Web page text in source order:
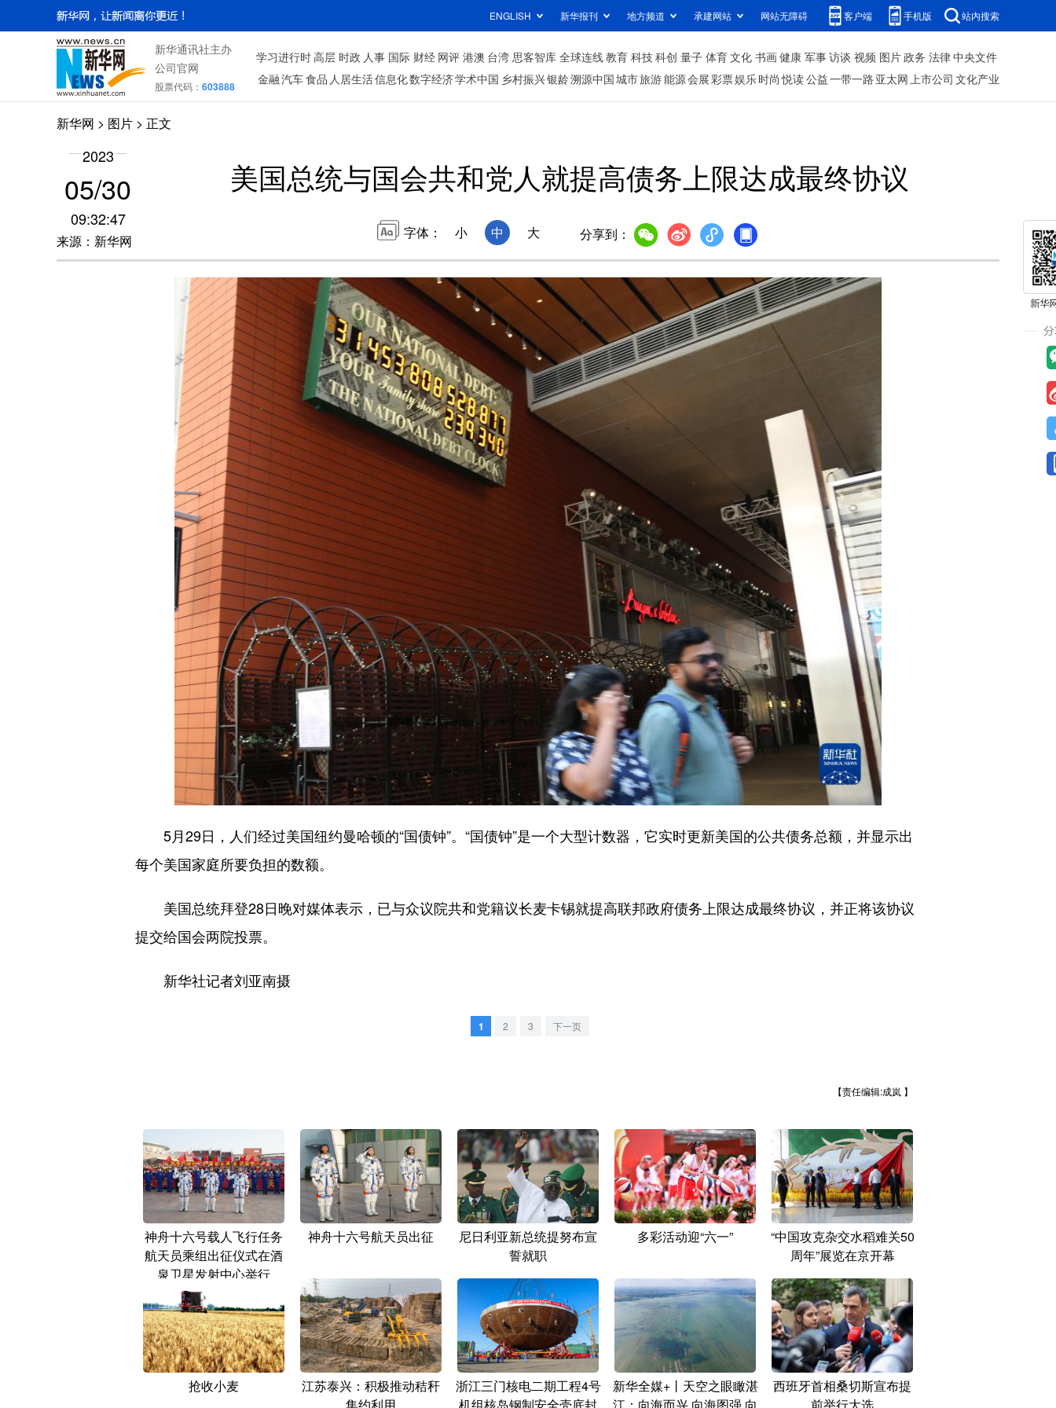
ENGLISH 新华报刊 地方频道 承建网站 网站无障碍 客户端 手机版 站内搜索
新华通讯社主办
公司官网
股票代码： 603888
学习进行时高层 时政 人事 国际 财经 网评 港澳 台湾 思客智库 全球连线教育 科技科创 量子 体育文化 书画健康 军事访谈 视频 图片政务 法律中央文件
金融汽车食品 人居生活信息化数字经济学术中国 乡村振兴银龄溯源中国城市旅游能源会展彩票娱乐时尚 悦读公益一带一路 亚太网上市公司 文化产业
新华网 > 图片 > 正文
2023
05/30
09:32:47
来源：新华网
美国总统与国会共和党人就提高债务上限达成最终协议
字体： 小 中 大 分享到：
5月29日，人们经过美国纽约曼哈顿的“国债钟”。“国债钟”是一个大型计数器，它实时更新美国的公共债务总额，并显示出
每个美国家庭所要负担的数额。
美国总统拜登28日晚对媒体表示，已与众议院共和党籍议长麦卡锡就提高联邦政府债务上限达成最终协议，并正将该协议
提交给国会两院投票。
新华社记者刘亚南摄
1 2 3 下一页
【责任编辑:成岚 】
神舟十六号载人飞行任务
航天员乘组出征仪式在酒
泉卫星发射中心举行
神舟十六号航天员出征
尼日利亚新总统提努布宣
誓就职
多彩活动迎“六一”
“中国攻克杂交水稻难关50
周年”展览在京开幕
抢收小麦
江苏泰兴：积极推动秸秆
浙江三门核电二期工程4号
新华全媒+丨天空之眼瞰湛
西班牙首相桑切斯宣布提